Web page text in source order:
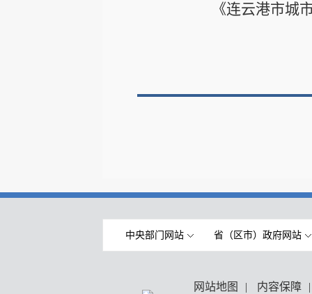
《连云港市城
中央部门网站 省（区市）政府网站
网站地图 | 内容保障 |